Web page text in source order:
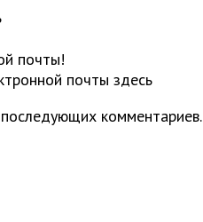
почты!
почты здесь
комментариев.